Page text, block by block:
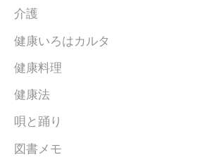
介護
健康いろはカルタ
健康料理
健康法
唄と踊り
図書メモ